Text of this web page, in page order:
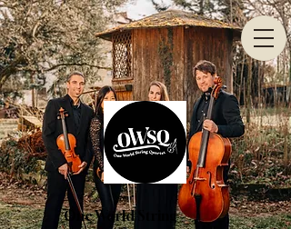
One World String